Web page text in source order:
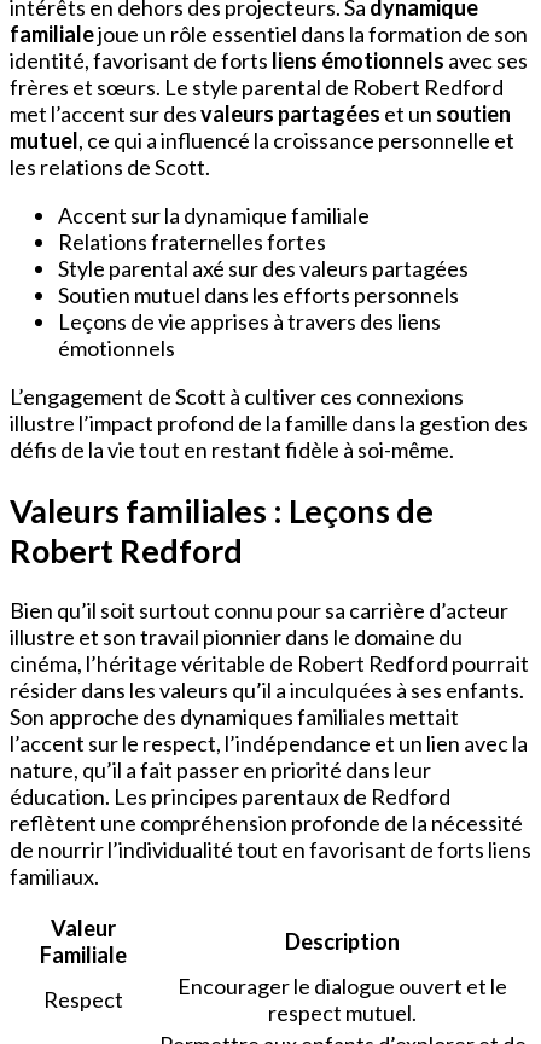
intérêts en dehors des projecteurs. Sa dynamique
familialejoue un rôle essentiel dans la formation de son
identité, favorisant de forts liens émotionnels avec ses
frères et sœurs. Le style parental de Robert Redford
met l’accent sur desvaleurs partagées et un soutien
mutuel, ce qui a influencé la croissance personnelle et
les relations de Scott.
Accent sur la dynamique familiale
Relations fraternelles fortes
Style parental axé sur des valeurs partagées
Soutien mutuel dans les efforts personnels
Leçons de vie apprises à travers des liens
émotionnels
L’engagement de Scott à cultiver ces connexions
illustre l’impact profond de la famille dans la gestion des
défis de la vie tout en restant fidèle à soi-même.
Valeurs familiales : Leçons de
Robert Redford
Bien qu’il soit surtout connu pour sa carrière d’acteur
illustre et son travail pionnier dans le domaine du
cinéma, l’héritage véritable de Robert Redford pourrait
résider dans les valeurs qu’il a inculquées à ses enfants.
Son approche des dynamiques familiales mettait
l’accent sur le respect, l’indépendance et un lien avec la
nature, qu’il a fait passer en priorité dans leur
éducation. Les principes parentaux de Redford
reflètent une compréhension profonde de la nécessité
de nourrir l’individualité tout en favorisant de forts liens
familiaux.
Valeur
Familiale
Description
Respect
Encourager le dialogue ouvert et le
respect mutuel.